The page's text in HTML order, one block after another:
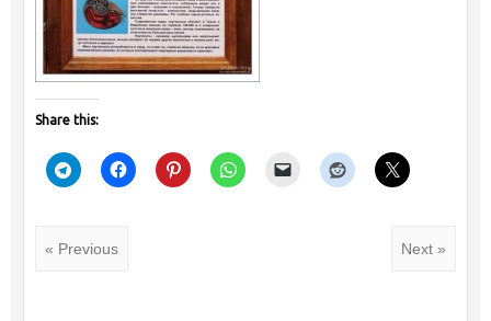
Share this:
« Previous Next »